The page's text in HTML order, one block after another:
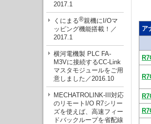
2017.1
くにまる®親機にI/Oマ
ッピング機能搭載！／
2017.1
横河電機製 PLC FA-
M3Vに接続するCC-Link
マスタモジュールをご用
意しました／2016.10
MECHATROLINK-III対応
のリモートI/O R7シリー
ズを使えば、高速フィー
ドバックループを省配線
ア